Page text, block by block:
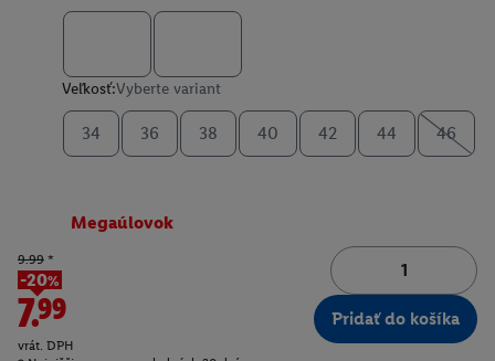
Veľkosť:Vyberte variant
34 36 38 40 42 44 46
Megaúlovok
9.99 *
-20%
7.99
vrát. DPH
Pridať do košíka